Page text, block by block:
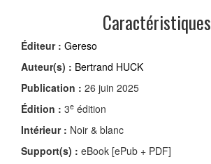
Caractéristiques
Éditeur : Gereso
Auteur(s) : Bertrand HUCK
Publication : 26 juin 2025
Édition : 3e édition
Intérieur : Noir & blanc
Support(s) : eBook [ePub + PDF]